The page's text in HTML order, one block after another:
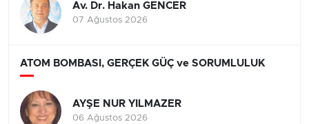
Av. Dr. Hakan GENCER
07 Ağustos 2026
ATOM BOMBASI, GERÇEK GÜÇ ve SORUMLULUK
AYŞE NUR YILMAZER
06 Ağustos 2026